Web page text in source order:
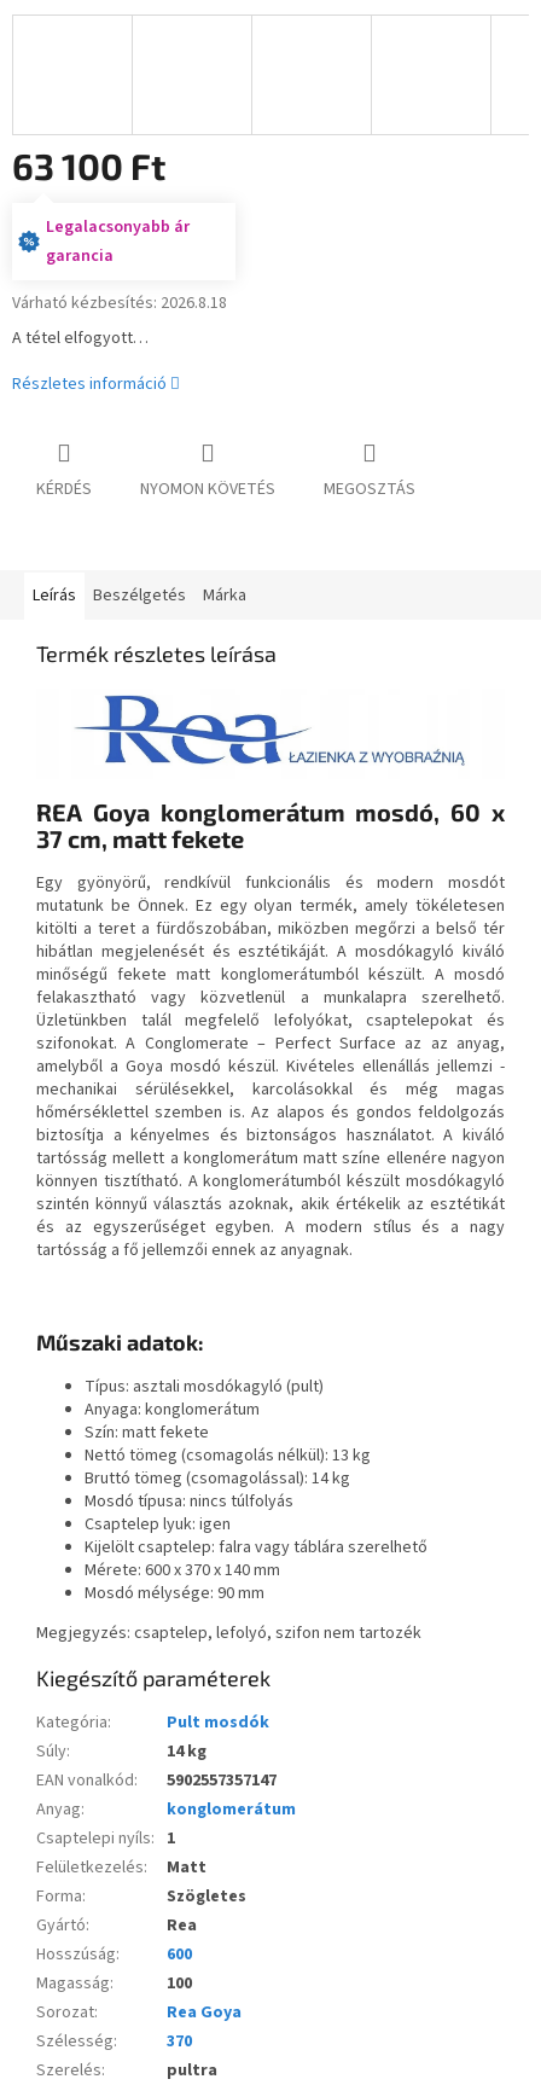
63 100 Ft
Legalacsonyabb ár
garancia
Egységár:
Várható kézbesítés: 2026.8.18
A tétel elfogyott…
Részletes információ
KÉRDÉS NYOMON KÖVETÉS MEGOSZTÁS
Leírás Beszélgetés Márka
Termék részletes leírása
REA Goya konglomerátum mosdó, 60 x
37 cm, matt fekete
Egy gyönyörű, rendkívül funkcionális és modern mosdót
mutatunk be Önnek. Ez egy olyan termék, amely tökéletesen
kitölti a teret a fürdőszobában, miközben megőrzi a belső tér
hibátlan megjelenését és esztétikáját. A mosdókagyló kiváló
minőségű fekete matt konglomerátumból készült. A mosdó
felakasztható vagy közvetlenül a munkalapra szerelhető.
Üzletünkben talál megfelelő lefolyókat, csaptelepokat és
szifonokat. A Conglomerate – Perfect Surface az az anyag,
amelyből a Goya mosdó készül. Kivételes ellenállás jellemzi -
mechanikai sérülésekkel, karcolásokkal és még magas
hőmérséklettel szemben is. Az alapos és gondos feldolgozás
biztosítja a kényelmes és biztonságos használatot. A kiváló
tartósság mellett a konglomerátum matt színe ellenére nagyon
könnyen tisztítható. A konglomerátumból készült mosdókagyló
szintén könnyű választás azoknak, akik értékelik az esztétikát
és az egyszerűséget egyben. A modern stílus és a nagy
tartósság a fő jellemzői ennek az anyagnak.
Műszaki adatok:
Típus: asztali mosdókagyló (pult)
Anyaga: konglomerátum
Szín: matt fekete
Nettó tömeg (csomagolás nélkül): 13 kg
Bruttó tömeg (csomagolással): 14 kg
Mosdó típusa: nincs túlfolyás
Csaptelep lyuk: igen
Kijelölt csaptelep: falra vagy táblára szerelhető
Mérete: 600 x 370 x 140 mm
Mosdó mélysége: 90 mm
Megjegyzés: csaptelep, lefolyó, szifon nem tartozék
Kiegészítő paraméterek
Kategória:
Pult mosdók
Súly:
14 kg
EAN vonalkód:
5902557357147
Anyag:
konglomerátum
Csaptelepi nyíls: 1
Felületkezelés:
Matt
Forma:
Szögletes
Gyártó:
Rea
Hosszúság:
600
Magasság:
100
Sorozat:
Rea Goya
Szélesség:
370
Szerelés:
pultra